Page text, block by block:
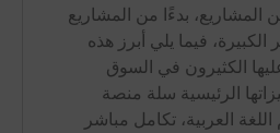
المشاريع، بدءًا من المشاريع
فيما يلي أبرز هذه
الكثيرون في السوق
الرئيسية سلة منصة
العربية، تكامل مباشر